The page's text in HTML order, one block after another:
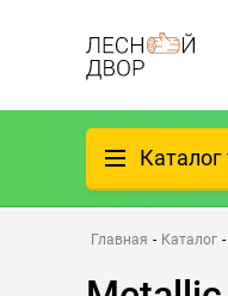
Каталог
Фанера
Главная - Каталог -